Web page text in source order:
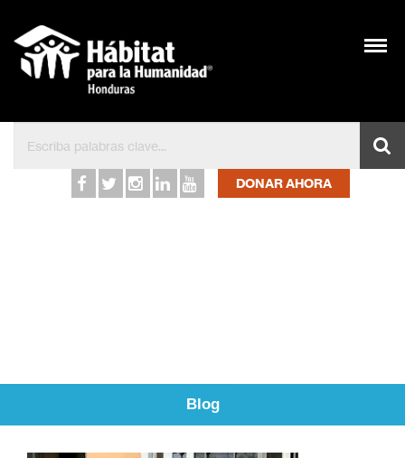
Inicio – Hábitat para la
DONAR AHORA
Blog